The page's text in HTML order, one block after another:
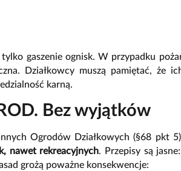
gaszenie ognisk. W przypadku
Działkowcy muszą pamiętać, że
karną.
Bez wyjątków
Ogrodów Działkowych (§68 pkt
nawet rekreacyjnych. Przepisy są
grożą poważne konsekwencje: